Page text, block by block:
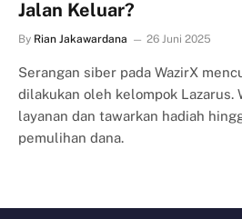
Jalan Keluar?
By Rian Jakawardana 26 Juni 2025
Serangan siber pada WazirX
dilakukan oleh kelompok Lazarus.
layanan dan tawarkan hadiah
pemulihan dana.